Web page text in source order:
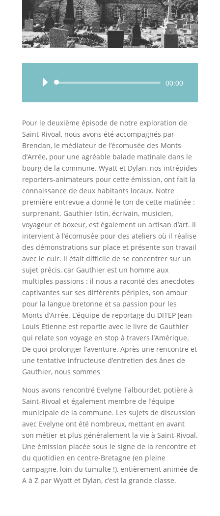
Lecteur
00:00
Pour le deuxième épisode de notre exploration de
Saint-Rivoal, nous avons été accompagnés par
Brendan, le médiateur de l’écomusée des Monts
d’Arrée, pour une agréable balade matinale dans le
bourg de la commune. Wyatt et Dylan, nos intrépides
reporters-animateurs pour cette émission, ont fait la
connaissance de deux habitants locaux. Notre
première entrevue a donné le ton de cette matinée :
surprenant. Gauthier Istin, écrivain, musicien,
voyageur et boxeur, est également un artisan d’art. Il
intervient à l’écomusée pour des ateliers où il réalise
des démonstrations sur place et présente son travail
avec le cuir. Il était difficile de se concentrer sur un
sujet précis, car Gauthier est un homme aux
multiples passions : il nous a raconté des anecdotes
captivantes sur ses différents périples, son amour
pour la langue bretonne et sa passion pour les
Monts d’Arrée. L’équipe de reportage du DITEP Jean-
Louis Etienne est repartie avec le livre de Gauthier
qui relate son voyage en stop à travers l’Amérique.
De quoi prolonger l’aventure. Après une rencontre et
une tentative infructeuse d’entretien des ânes de
Gauthier, nous sommes
Nous avons rencontré Evelyne Talbourdet, potière à
Saint-Rivoal et également membre de l’équipe
municipale de la commune. Les sujets de discussion
avec Evelyne ont été nombreux, mettant en avant
son métier et plus généralement la vie à Saint-Rivoal.
Une émission placée sous le signe de la rencontre et
du quotidien en centre-Bretagne (en pleine
campagne, loin du tumulte !), entièrement animée de
A à Z par Wyatt et Dylan, c’est la grande classe.